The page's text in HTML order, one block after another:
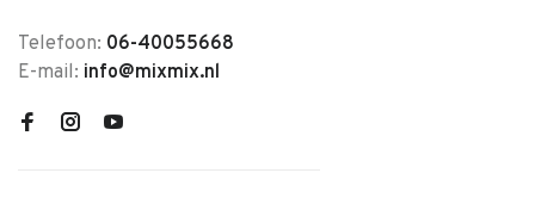
Telefoon: 06-40055668
E-mail: info@mixmix.nl